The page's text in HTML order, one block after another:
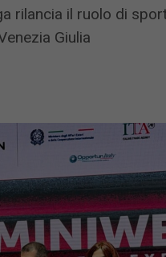
rilancia il ruolo di
Giulia